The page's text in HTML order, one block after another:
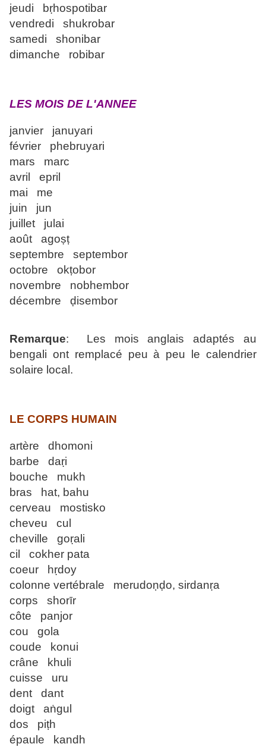
jeudi bṛhospotibar
vendredi shukrobar
samedi shonibar
dimanche robibar
LES MOIS DE L'ANNEE
janvier januyari
février phebruyari
mars marc
avril epril
mai me
juin jun
juillet julai
août agoṣṭ
septembre septembor
octobre okṭobor
novembre nobhembor
décembre ḍisembor
Remarque: Les mois anglais adaptés au
bengali ont remplacé peu à peu le calendrier
solaire local.
LE CORPS HUMAIN
artère dhomoni
barbe daṛi
bouche mukh
bras hat, bahu
cerveau mostisko
cheveu cul
cheville goṛali
cil cokher pata
coeur hṛdoy
colonne vertébrale merudoṇḍo, sirdanṛa
corps shorīr
côte panjor
cou gola
coude konui
crâne khuli
cuisse uru
dent dant
doigt aṅgul
dos piṭh
épaule kandh